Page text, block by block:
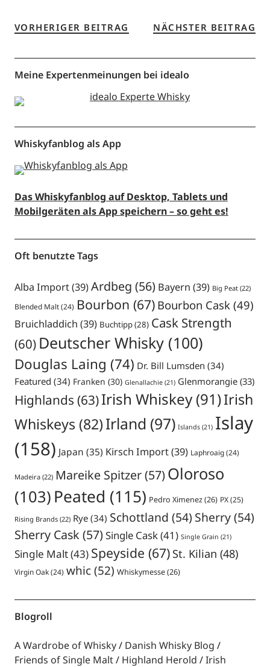
VORHERIGER BEITRAG NÄCHSTER BEITRAG
Meine Expertenmeinungen bei idealo
Whiskyfanblog als App
Das Whiskyfanblog auf Desktop, Tablets und
Mobilgeräten als App speichern – so geht es!
Oft benutzte Tags
Alba Import(39)Ardbeg (56) Bayern (39) Big Peat(22)
Blended Malt(24) Bourbon (67) Bourbon Cask(49)
Bruichladdich (39) Buchtipp(28) Cask Strength
(60) Deutscher Whisky(100)
Douglas Laing (74) Dr. Bill Lumsden (34)
Featured (34) Franken (30) Glenallachie(21) Glenmorangie(33)
Highlands (63)Irish Whiskey(91)Irish
Whiskeys (82)Irland (97) Islands(21) Islay
(158) Japan (35) Kirsch Import(39) Laphroaig(24)
Madeira(22) Mareike Spitzer(57)Oloroso
(103) Peated (115) Pedro Ximenez(26) PX(25)
Rising Brands(22) Rye(34) Schottland (54) Sherry(54)
Sherry Cask (57)Single Cask(41) Single Grain (21)
Single Malt(43) Speyside (67) St. Kilian (48)
Virgin Oak(24) whic(52) Whiskymesse(26)
Blogroll
A Wardrobe of Whisky
Danish Whisky Blog
Friends of Single Malt
Highland Herold
Irish